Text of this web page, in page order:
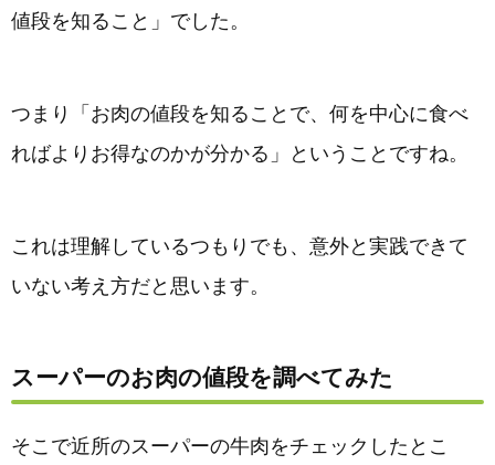
値段を知ること」でした。
つまり「お肉の値段を知ることで、何を中心に食べ
ればよりお得なのかが分かる」ということですね。
これは理解しているつもりでも、意外と実践できて
いない考え方だと思います。
スーパーのお肉の値段を調べてみた
そこで近所のスーパーの牛肉をチェックしたとこ